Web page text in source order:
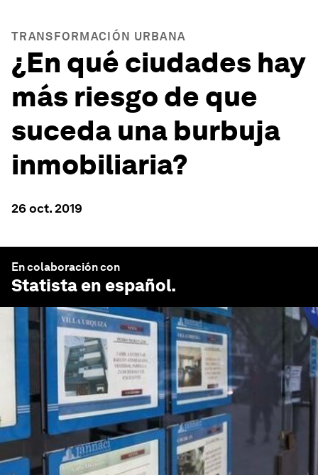
TRANSFORMACIÓN URBANA
¿En qué ciudades hay
más riesgo de que
suceda una burbuja
inmobiliaria?
26 oct. 2019
En colaboración con
Statista en español.